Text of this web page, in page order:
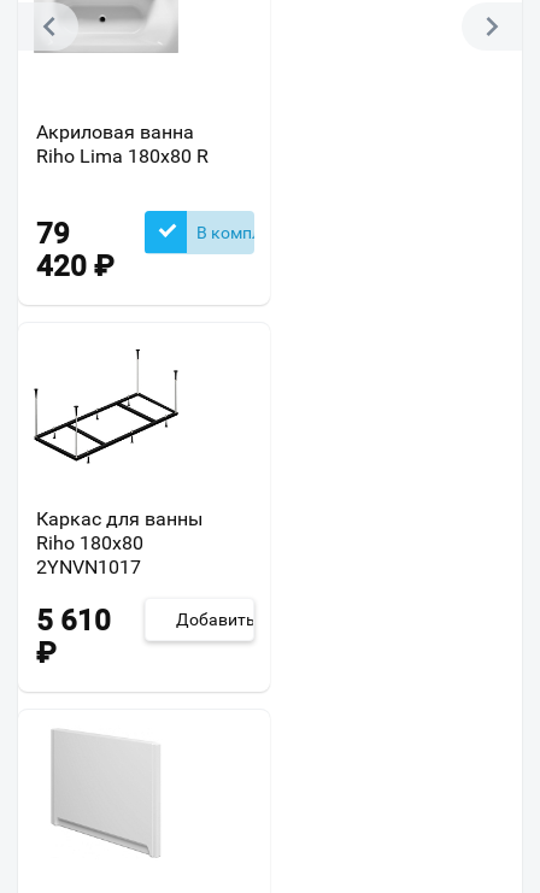
Акриловая ванна
Riho Lima 180x80 R
79
420 ₽
В комплекте
Каркас для ванны
Riho 180x80
2YNVN1017
5 610
₽
Добавить